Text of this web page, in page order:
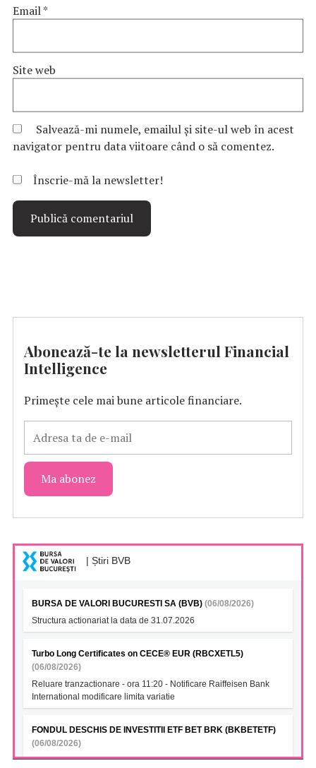
Email*
Site web
Salvează-mi numele, emailul și site-ul web în acest
navigator pentru data viitoare când o să comentez.
Înscrie-mă la newsletter!
Abonează-te la newsletterul Financial
Intelligence
Primește cele mai bune articole financiare.
| Știri BVB
BURSA DE VALORI BUCURESTI SA (BVB) (06/08/2026)
Structura actionariat la data de 31.07.2026
Turbo Long Certificates on CECE® EUR (RBCXETL5)
(06/08/2026)
Reluare tranzactionare - ora 11:20 - Notificare Raiffeisen Bank
International modificare limita variatie
FONDUL DESCHIS DE INVESTITII ETF BET BRK (BKBETETF)
(06/08/2026)
VAN la data 05.08.2026